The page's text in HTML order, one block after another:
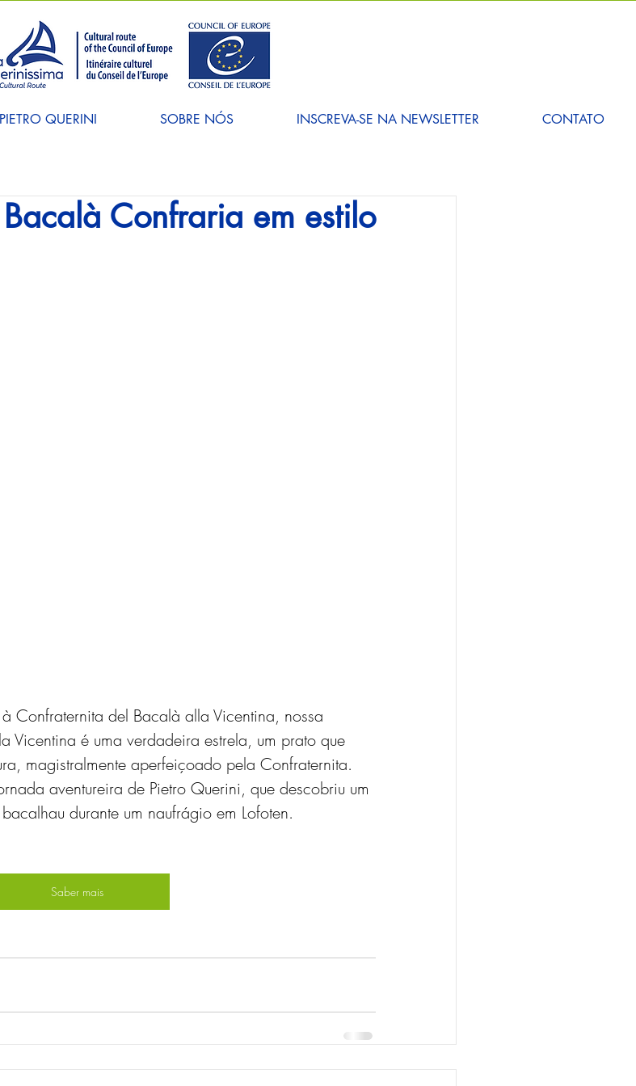
PIETRO QUERINI SOBRE NÓS INSCREVA-SE NA NEWSLETTER CONTATO
Confraria em estilo
Confraternita del Bacalà alla Vicentina, nossa
Vicentina é uma verdadeira estrela, um prato que
magistralmente aperfeiçoado pela Confraternita.
aventureira de Pietro Querini, que descobriu um
durante um naufrágio em Lofoten.
Saber mais